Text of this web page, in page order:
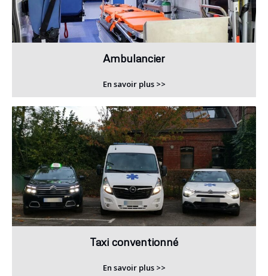
Ambulancier
En savoir plus >>
Taxi conventionné
En savoir plus >>